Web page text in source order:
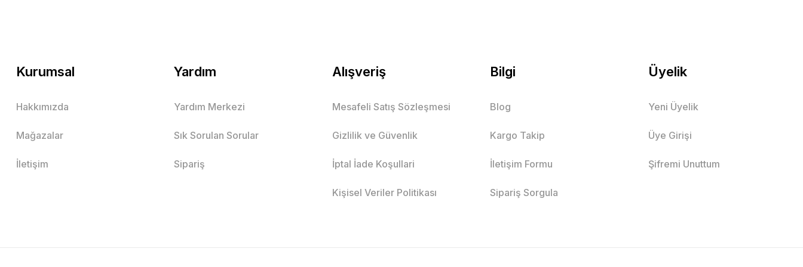
Kurumsal
Hakkımızda
Mağazalar
İletişim
Yardım
Yardım Merkezi
Sık Sorulan Sorular
Sipariş
Alışveriş
Mesafeli Satış Sözleşmesi
Gizlilik ve Güvenlik
İptal İade Koşullari
Kişisel Veriler Politikası
Bilgi
Blog
Kargo Takip
İletişim Formu
Sipariş Sorgula
Üyelik
Yeni Üyelik
Üye Girişi
Şifremi Unuttum